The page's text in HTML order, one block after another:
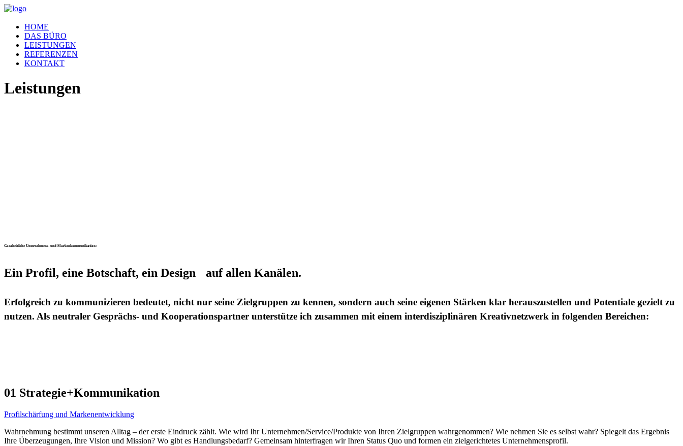
HOME
DAS BÜRO
LEISTUNGEN
REFERENZEN
KONTAKT
Leistungen
Ganzheitliche Unternehmens- und Markenkommunikation:
Ein Profil, eine Botschaft, ein Design auf allen Kanälen.
Erfolgreich zu kommunizieren bedeutet, nicht nur seine Zielgruppen zu kennen, sondern auch seine eigenen Stärken klar herauszustellen und Potentiale gezielt zu
nutzen. Als neutraler Gesprächs- und Kooperationspartner unterstütze ich zusammen mit einem interdisziplinären Kreativnetzwerk in folgenden Bereichen:
01 Strategie+Kommunikation
Profilschärfung und Markenentwicklung
Wahrnehmung bestimmt unseren Alltag – der erste Eindruck zählt. Wie wird Ihr Unternehmen/Service/Produkte von Ihren Zielgruppen wahrgenommen? Wie nehmen Sie es selbst wahr? Spiegelt das Ergebnis
Ihre Überzeugungen, Ihre Vision und Mission? Wo gibt es Handlungsbedarf? Gemeinsam hinterfragen wir Ihren Status Quo und formen ein zielgerichtetes Unternehmensprofil.